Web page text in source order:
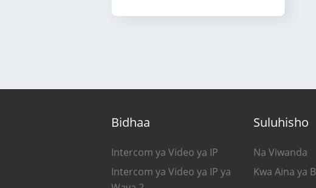
Bidhaa
Intercom ya Video ya IP
Intercom ya Video ya IP ya
Suluhisho
Na Viwanda
Kwa Aina ya